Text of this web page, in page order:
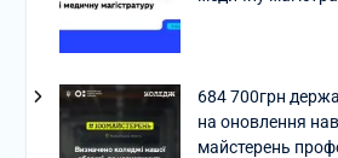
684 700грн
на оновлення
майстерень